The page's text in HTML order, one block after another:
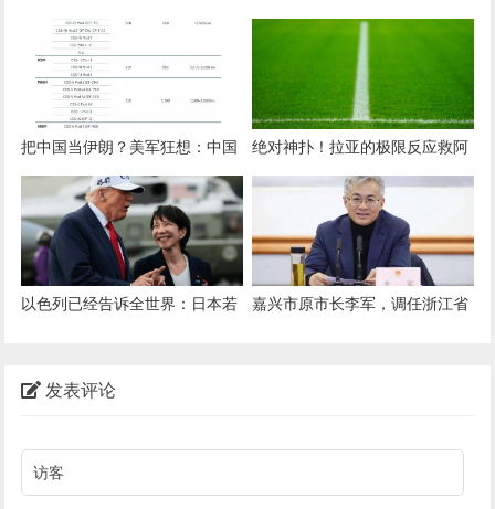
1200米山上赏雪受伤，浙江民警
带4人将其抬下：我是民警，我
得在第一个
民小区，已被抓获！家门口出现
这种袋子，千万小心→
把中国当伊朗？美军狂想：中国
550个洲际导弹发射架，仅400
枚导弹
绝对神扑！拉亚的极限反应救阿
森纳于危难时刻，明特的精彩射
门被扑出底线
以色列已经告诉全世界：日本若
嘉兴市原市长李军，调任浙江省
发表评论